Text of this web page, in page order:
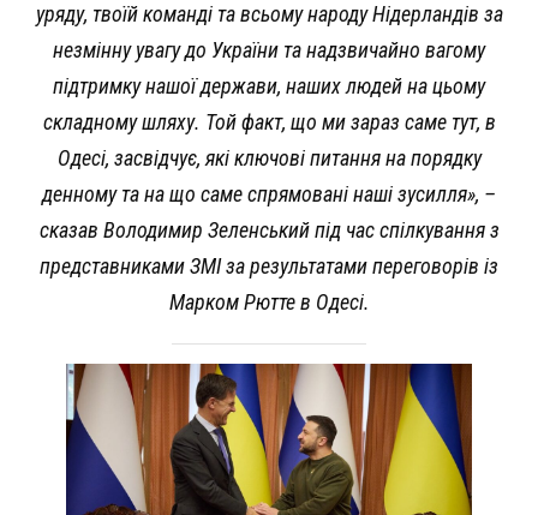
уряду, твоїй команді та всьому народу Нідерландів за
незмінну увагу до України та надзвичайно вагому
підтримку нашої держави, наших людей на цьому
складному шляху. Той факт, що ми зараз саме тут, в
Одесі, засвідчує, які ключові питання на порядку
денному та на що саме спрямовані наші зусилля», –
сказав Володимир Зеленський під час спілкування з
представниками ЗМІ за результатами переговорів із
Марком Рютте в Одесі.